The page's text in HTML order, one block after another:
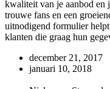
kwaliteit van je aanbod en
trouwe fans en een
uitnodigend formulier
klanten die graag hun
december 21, 2017
januari 10, 2018